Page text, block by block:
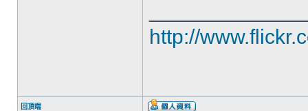
http://
回頂端